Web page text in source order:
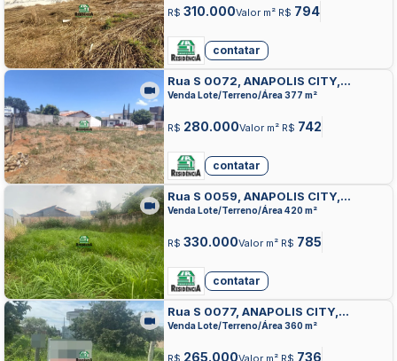
R$ 310.000Valor m² R$ 794
contatar
Rua S 0072, ANAPOLIS CITY,
ANAPOLIS
Venda Lote/Terreno/Área 377 m²
R$ 280.000Valor m² R$ 742
contatar
Rua S 0059, ANAPOLIS CITY,
ANAPOLIS
Venda Lote/Terreno/Área 420 m²
R$ 330.000Valor m² R$ 785
contatar
Rua S 0077, ANAPOLIS CITY,
ANAPOLIS
Venda Lote/Terreno/Área 360 m²
R$ 265.000Valor m² R$ 736